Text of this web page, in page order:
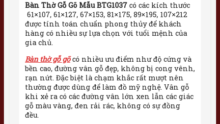
Bàn Thờ Gỗ Gõ Mẫu BTG1037 có các kích thước
61×107, 61×127, 67×153, 81×175, 89×195, 107×212
được tính toán chuẩn phong thủy để khách
hàng có nhiều sự lựa chọn với tuổi mệnh của
gia chủ.
Bàn thờ gỗ gõcó nhiều ưu điểm như độ cứng và
bền cao, đường vân gỗ đẹp, không bị cong vênh,
rạn nứt. Đặc biệt là chạm khắc rất mượt nên
thường được dùng để làm đồ mỹ nghệ. Vân gỗ
khi xẻ ra có các đường vân lớn xen lẫn các giác
gỗ màu vàng, đen rải rác, không có sự đồng
đều.